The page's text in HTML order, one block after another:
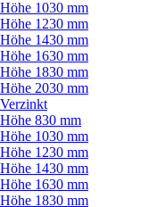
Höhe 1030 mm
Höhe 1230 mm
Höhe 1430 mm
Höhe 1630 mm
Höhe 1830 mm
Höhe 2030 mm
Verzinkt
Höhe 830 mm
Höhe 1030 mm
Höhe 1230 mm
Höhe 1430 mm
Höhe 1630 mm
Höhe 1830 mm